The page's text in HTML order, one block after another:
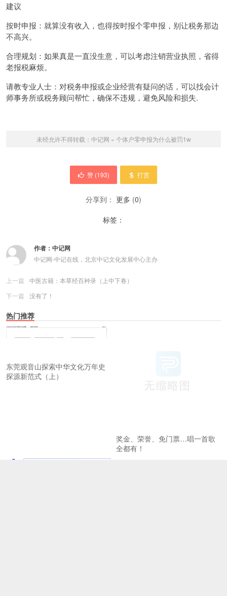
建议
按时申报：就算没有收入，也得按时报个零申报，别让税务那边
不高兴。
合理规划：如果真是一直没生意，可以考虑注销营业执照，省得
老报税麻烦。
请教专业人士：对税务申报或企业经营有疑问的话，可以找会计
师事务所或税务顾问帮忙，确保不违规，避免风险和损失.
未经允许不得转载： 中记网 » 个体户零申报为什么被罚1w
赞 (193) 打赏
分享到： 更多 (0)
标签：
作者： 中记网
中记网-中记在线，北京中记文化发展中心主办
上一篇
中医古籍：本草经百种录（上中下卷）
下一篇
没有了！
热门推荐
东莞观音山探索中华文化万年史
探源新范式（上）
奖金、荣誉、免门票…唱一首歌
全都有！